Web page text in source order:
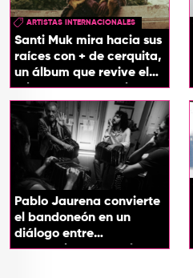
ARTISTAS INTERNACIONALES
Santi Muk mira hacia sus
raíces con + de cerquita,
un álbum que revive el
origen de sus canciones
Pablo Jaurena convierte
el bandoneón en un
diálogo entre
generaciones con el